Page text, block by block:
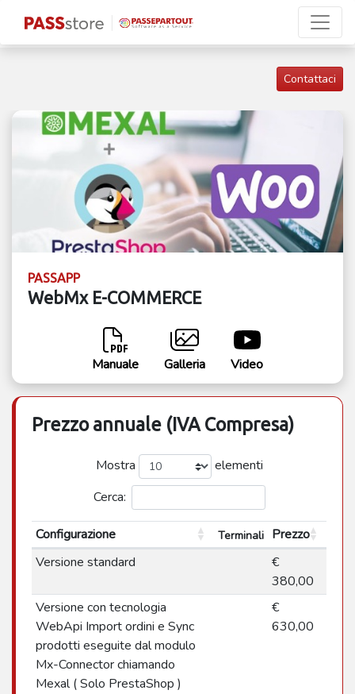
Contattaci
PASSAPP
WebMx E-COMMERCE
Manuale Galleria Video
Prezzo annuale (IVA Compresa)
Mostra
elementi
Cerca:
Configurazione Terminali Prezzo
Versione standard
€
380,00
Versione con tecnologia
WebApi Import ordini e Sync
prodotti eseguite dal modulo
Mx-Connector chiamando
Mexal ( Solo PrestaShop )
€
630,00